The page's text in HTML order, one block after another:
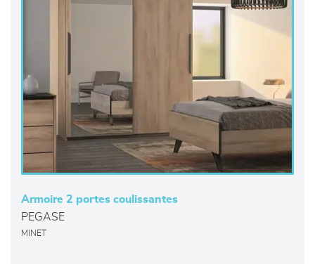
Armoire 2 portes coulissantes
PEGASE
MINET